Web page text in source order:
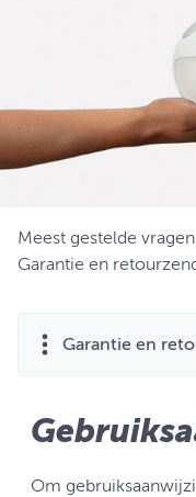
Meest gestelde vragen
Garantie en
Garantie en
Om